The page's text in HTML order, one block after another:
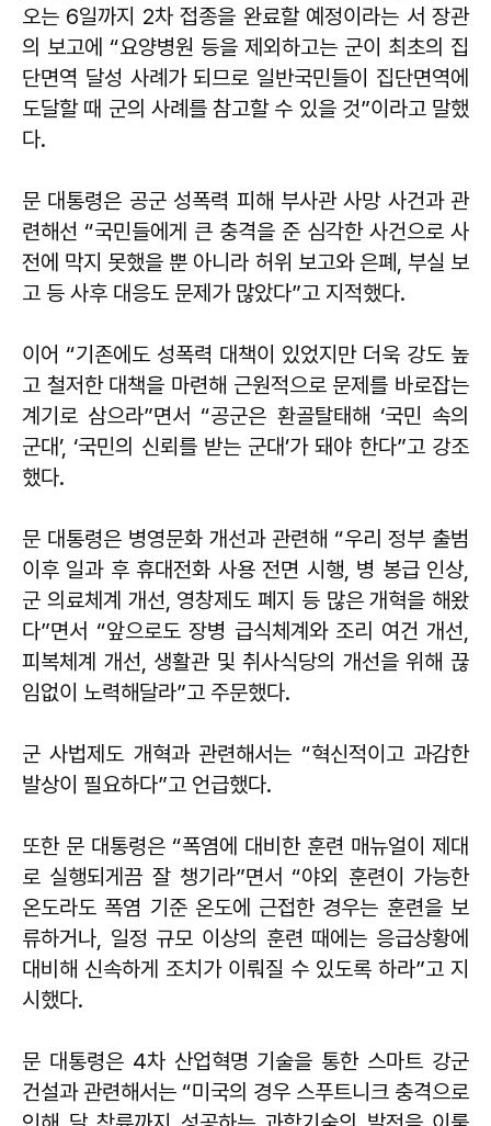
오는 6일까지 2차 접종을 완료할 예정이라는 서 장관
의 보고에 “요양병원 등을 제외하고는 군이 최초의 집
단면역 달성 사례가 되므로 일반국민들이 집단면역에
도달할 때 군의 사례를 참고할 수 있을 것”이라고 말했
다.
문 대통령은 공군 성폭력 피해 부사관 사망 사건과 관
련해선 “국민들에게 큰 충격을 준 심각한 사건으로 사
전에 막지 못했을 뿐 아니라 허위 보고와 은폐, 부실 보
고 등 사후 대응도 문제가 많았다”고 지적했다.
이어 “기존에도 성폭력 대책이 있었지만 더욱 강도 높
고 철저한 대책을 마련해 근원적으로 문제를 바로잡는
계기로 삼으라”면서 “공군은 환골탈태해 ‘국민 속의
군대’, ‘국민의 신뢰를 받는 군대’가 돼야 한다”고 강조
했다.
문 대통령은 병영문화 개선과 관련해 “우리 정부 출범
이후 일과 후 휴대전화 사용 전면 시행, 병 봉급 인상,
군 의료체계 개선, 영창제도 폐지 등 많은 개혁을 해왔
다”면서 “앞으로도 장병 급식체계와 조리 여건 개선,
피복체계 개선, 생활관 및 취사식당의 개선을 위해 끊
임없이 노력해달라”고 주문했다.
군 사법제도 개혁과 관련해서는 “혁신적이고 과감한
발상이 필요하다”고 언급했다.
또한 문 대통령은 “폭염에 대비한 훈련 매뉴얼이 제대
로 실행되게끔 잘 챙기라”면서 “야외 훈련이 가능한
온도라도 폭염 기준 온도에 근접한 경우는 훈련을 보
류하거나, 일정 규모 이상의 훈련 때에는 응급상황에
대비해 신속하게 조치가 이뤄질 수 있도록 하라”고 지
시했다.
문 대통령은 4차 산업혁명 기술을 통한 스마트 강군
건설과 관련해서는 “미국의 경우 스푸트니크 충격으로